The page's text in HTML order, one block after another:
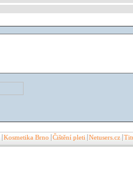
Kosmetika Brno Čištění pleti Netusers.cz